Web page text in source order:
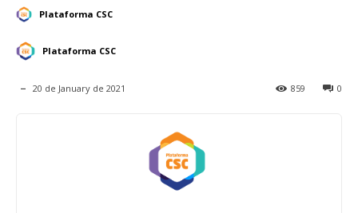
Plataforma CSC
Plataforma CSC
20 de January de 2021 0
859